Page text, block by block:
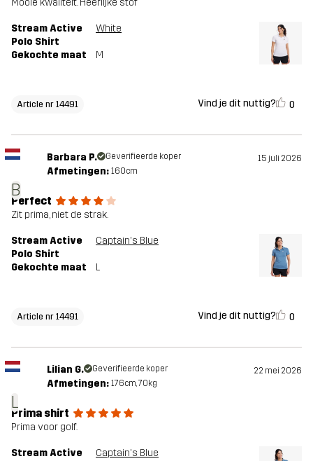
Stream Active
Polo Shirt
White
Gekochte maat M
Article nr 14491 Vind je dit nuttig? 0
B
Barbara P. Geverifieerde koper 15 juli 2026
Afmetingen: 160cm
Perfect
Zit prima, niet de strak.
Stream Active
Polo Shirt
Captain's Blue
Gekochte maat L
Article nr 14491 Vind je dit nuttig? 0
L
Lilian G. Geverifieerde koper 22 mei 2026
Afmetingen: 176cm, 70kg
Prima shirt
Prima voor golf.
Stream Active
Captain's Blue